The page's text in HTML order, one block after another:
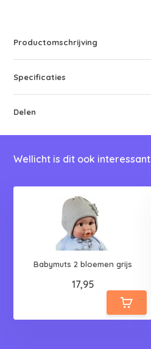
Productomschrijving
Specificaties
Delen
Wellicht is dit ook interessant
Babymuts 2 bloemen grijs
17,95